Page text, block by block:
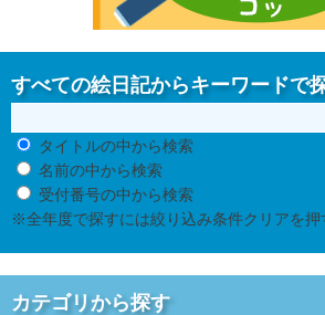
すべての絵日記からキーワードで
タイトルの中から検索
名前の中から検索
受付番号の中から検索
※全年度で探すには絞り込み条件クリアを押
カテゴリから探す